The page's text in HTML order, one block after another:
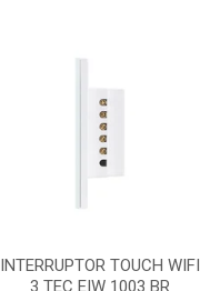
INTERRUPTOR TOUCH WIFI
3 TEC EIW 1003 BR